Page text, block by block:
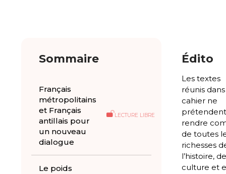
Sommaire
Français
métropolitains
et Français
antillais pour
un nouveau
dialogue
LECTURE LIBRE
Le poids
Édito
Les textes
réunis
cahier ne
rendre
de toutes
richesses
l’histoire,
culture et